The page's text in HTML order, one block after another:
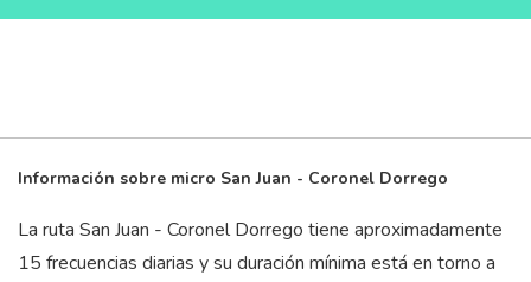
Información sobre micro San Juan - Coronel Dorrego
La ruta San Juan - Coronel Dorrego tiene aproximadamente
15 frecuencias diarias y su duración mínima está en torno a